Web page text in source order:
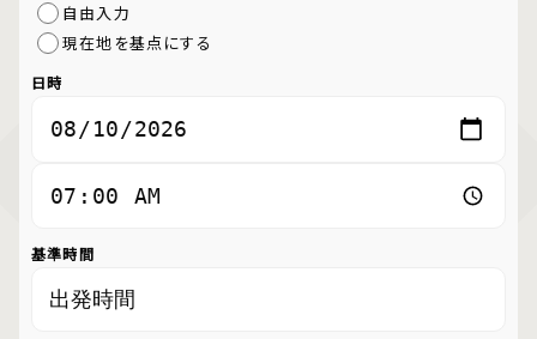
自由入力
現在地を基点にする
日時
基準時間